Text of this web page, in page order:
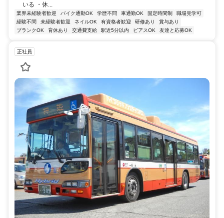
いる ・休...
業界未経験者歓迎 バイク通勤OK 学歴不問 車通勤OK 固定時間制
職場見学可
経験不問
未経験者歓迎 ネイルOK 有資格者歓迎 研修あり
賞与あり
ブランクOK
育休あり 交通費支給 駅近5分以内 ピアスOK 友達と応募OK
正社員